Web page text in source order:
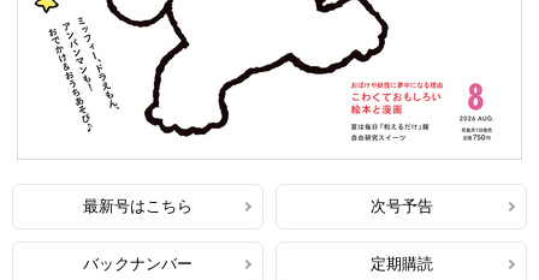
最新号はこちら 次号予告
バックナンバー 定期購読